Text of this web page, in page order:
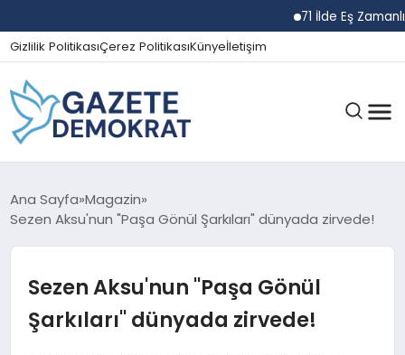
71 İlde Eş Zamanlı
Gizlilik PolitikasıÇerez PolitikasıKünyeİletişim
GÜNDEM
SPOR
Ana Sayfa Magazin
Sezen Aksu'nun "Paşa Gönül Şarkıları" dünyada zirvede!
Sezen Aksu'nun "Paşa Gönül
Şarkıları" dünyada zirvede!